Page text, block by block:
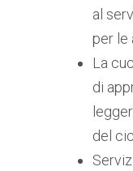
al
per le
La
di
del